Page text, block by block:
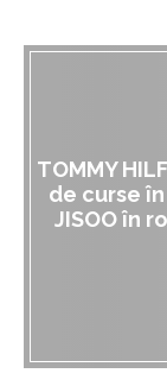
TOMMY
de curse
JISOO în